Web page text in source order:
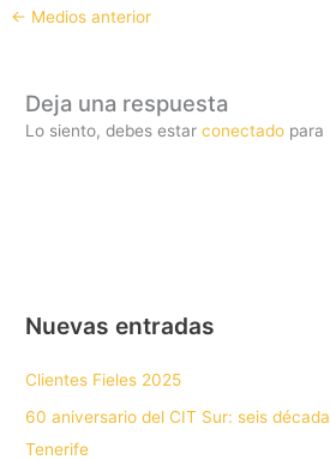
← Medios anterior
Deja una respuesta
Lo siento, debes estarconectado para
Nuevas entradas
Clientes Fieles 2025
60 aniversario del CIT Sur: seis
Tenerife